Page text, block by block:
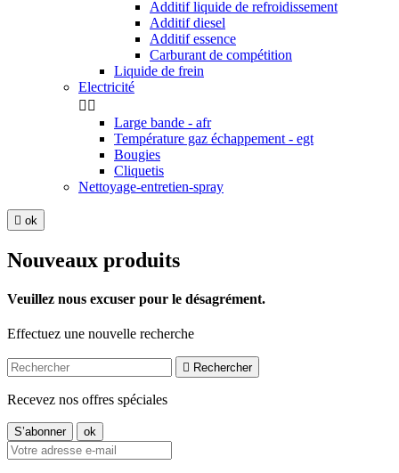
Additif liquide de refroidissement
Additif diesel
Additif essence
Carburant de compétition
Liquide de frein
Electricité
 
Large bande - afr
Température gaz échappement - egt
Bougies
Cliquetis
Nettoyage-entretien-spray
 ok
Nouveaux produits
Veuillez nous excuser pour le désagrément.
Effectuez une nouvelle recherche
 Rechercher
Recevez nos offres spéciales